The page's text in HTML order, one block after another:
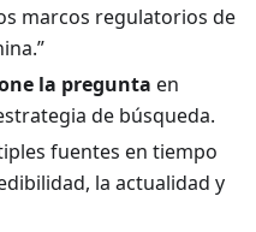
marcos regulatorios de
la pregunta en
de búsqueda.
fuentes en tiempo
la actualidad y